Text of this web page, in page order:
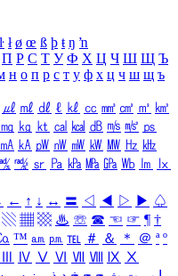
ŀ ł ø œ ß þ ŧ ŋ ŉ
П Р С Т У Ф Х Ц Ч Ш Щ Ъ
н о п р с т у ф х ц ч ш щ ъ
㎕ ㎖ ㎗ ℓ ㎘ ㏄ ㎣ ㎤ ㎥ ㎦
㎎ ㎏ ㏏ ㎈ ㎉ ㏈ ㎧ ㎨ ㎰
㎃ ㎄ ㎺ ㎻ ㎽ ㎾ ㎿ ㎐ ㎑
㎯ ㏛ ㎩ ㎪ ㎫ ㎬ ㏝ ㏐
㏓
← ↑ ↓ ↔ 〓 ◁ ◀ ▷ ▶ ♤
▧ ▦ ▩ ♨ ☏ ☎ ☜ ☞ ¶ †
™ ㏂ ㏘ ℡ ＃ ＆ ＊ ＠ ª º
Ⅳ Ⅴ Ⅵ Ⅶ Ⅷ Ⅸ Ⅹ